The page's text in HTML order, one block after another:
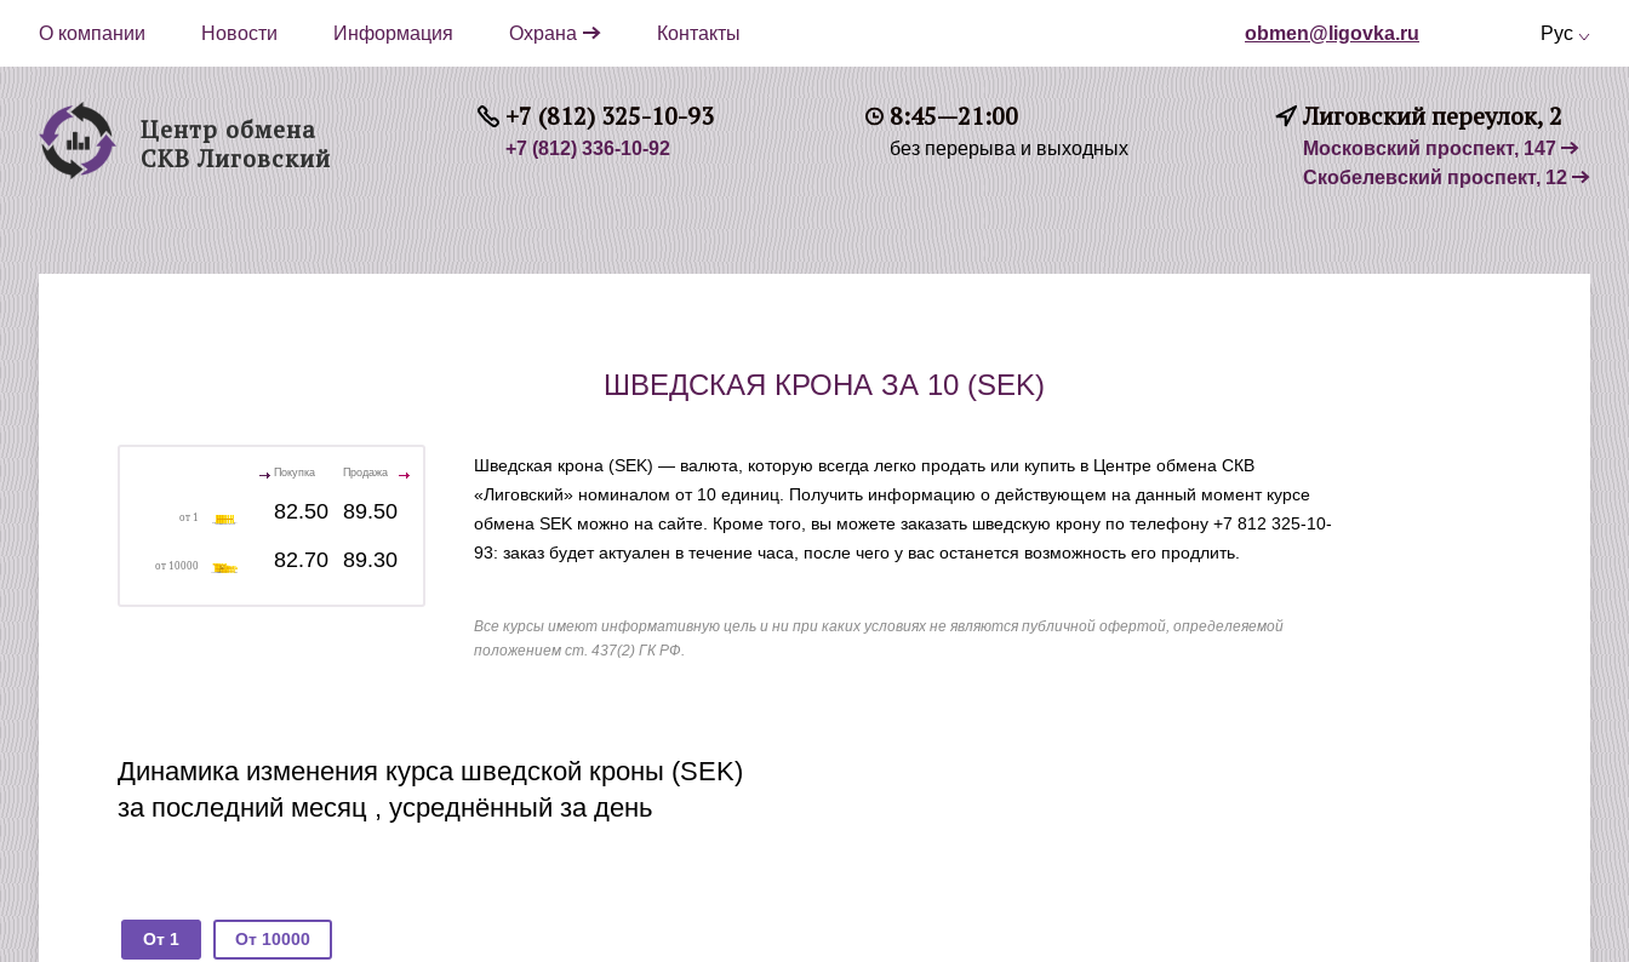
О компании Новости Информация Охрана Контакты obmen@ligovka.ru Рус
Центр обмена
СКВ Лиговский
+7 (812) 325-10-93
+7 (812) 336-10-92
8:45—21:00
без перерыва и выходных
Лиговский переулок, 2
Московский проспект, 147
Скобелевский проспект, 12
ШВЕДСКАЯ КРОНА ЗА 10 (SEK)
Покупка Продажа
от 1 82.50 89.50
от 10000 82.70 89.30
Шведская крона (SEK) — валюта, которую всегда легко продать или купить в Центре обмена СКВ
«Лиговский» номиналом от 10 единиц. Получить информацию о действующем на данный момент курсе
обмена SEK можно на сайте. Кроме того, вы можете заказать шведскую крону по телефону +7 812 325-10-
93: заказ будет актуален в течение часа, после чего у вас останется возможность его продлить.
Все курсы имеют информативную цель и ни при каких условиях не являются публичной офертой, определеяемой
положением ст. 437(2) ГК РФ.
Динамика изменения курса шведской кроны (SEK)
за последний месяц , усреднённый за день
От 1 От 10000